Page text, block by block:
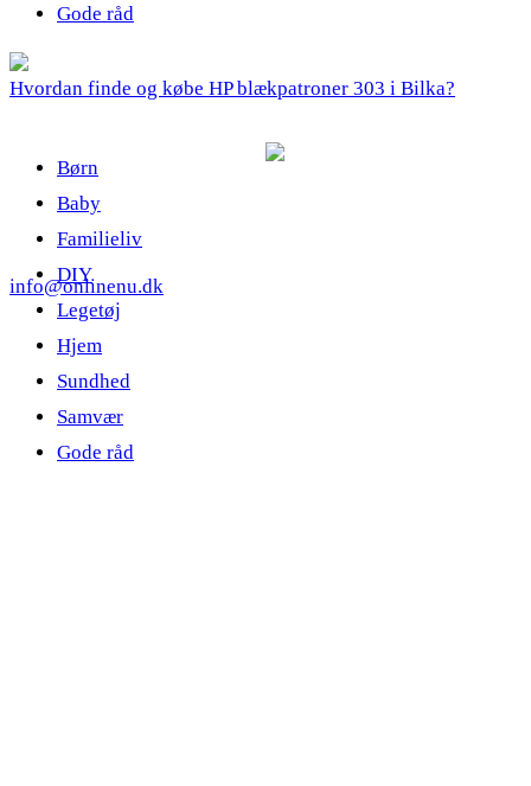
Gode råd
Hvordan finde og købe HP blækpatroner 303 i Bilka?
Børn
Baby
Familieliv
DIY
Legetøj
Hjem
Sundhed
Samvær
Gode råd
info@onlinenu.dk